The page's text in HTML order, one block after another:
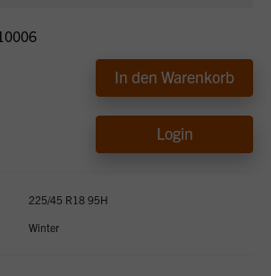
In den Warenkorb
Login
225/45 R18 95H
Winter